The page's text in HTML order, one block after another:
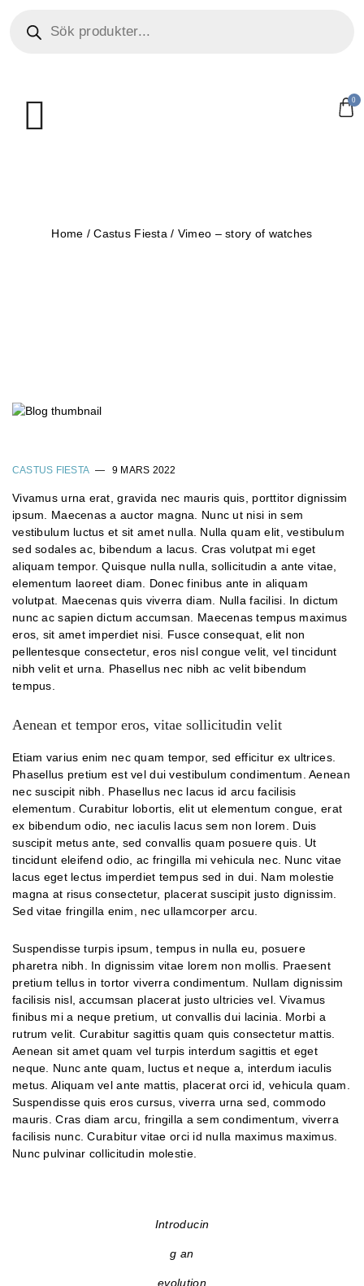
0
Home / Castus Fiesta / Vimeo – story of watches
CASTUS FIESTA 9 MARS 2022
Vivamus urna erat, gravida nec mauris quis, porttitor dignissim
ipsum. Maecenas a auctor magna. Nunc ut nisi in sem
vestibulum luctus et sit amet nulla. Nulla quam elit, vestibulum
sed sodales ac, bibendum a lacus. Cras volutpat mi eget
aliquam tempor. Quisque nulla nulla, sollicitudin a ante vitae,
elementum laoreet diam. Donec finibus ante in aliquam
volutpat. Maecenas quis viverra diam. Nulla facilisi. In dictum
nunc ac sapien dictum accumsan. Maecenas tempus maximus
eros, sit amet imperdiet nisi. Fusce consequat, elit non
pellentesque consectetur, eros nisl congue velit, vel tincidunt
nibh velit et urna. Phasellus nec nibh ac velit bibendum
tempus.
Aenean et tempor eros, vitae sollicitudin velit
Etiam varius enim nec quam tempor, sed efficitur ex ultrices.
Phasellus pretium est vel dui vestibulum condimentum. Aenean
nec suscipit nibh. Phasellus nec lacus id arcu facilisis
elementum. Curabitur lobortis, elit ut elementum congue, erat
ex bibendum odio, nec iaculis lacus sem non lorem. Duis
suscipit metus ante, sed convallis quam posuere quis. Ut
tincidunt eleifend odio, ac fringilla mi vehicula nec. Nunc vitae
lacus eget lectus imperdiet tempus sed in dui. Nam molestie
magna at risus consectetur, placerat suscipit justo dignissim.
Sed vitae fringilla enim, nec ullamcorper arcu.
Suspendisse turpis ipsum, tempus in nulla eu, posuere
pharetra nibh. In dignissim vitae lorem non mollis. Praesent
pretium tellus in tortor viverra condimentum. Nullam dignissim
facilisis nisl, accumsan placerat justo ultricies vel. Vivamus
finibus mi a neque pretium, ut convallis dui lacinia. Morbi a
rutrum velit. Curabitur sagittis quam quis consectetur mattis.
Aenean sit amet quam vel turpis interdum sagittis et eget
neque. Nunc ante quam, luctus et neque a, interdum iaculis
metus. Aliquam vel ante mattis, placerat orci id, vehicula quam.
Suspendisse quis eros cursus, viverra urna sed, commodo
mauris. Cras diam arcu, fringilla a sem condimentum, viverra
facilisis nunc. Curabitur vitae orci id nulla maximus maximus.
Nunc pulvinar collicitudin molestie.
Introducin
g an
evolution